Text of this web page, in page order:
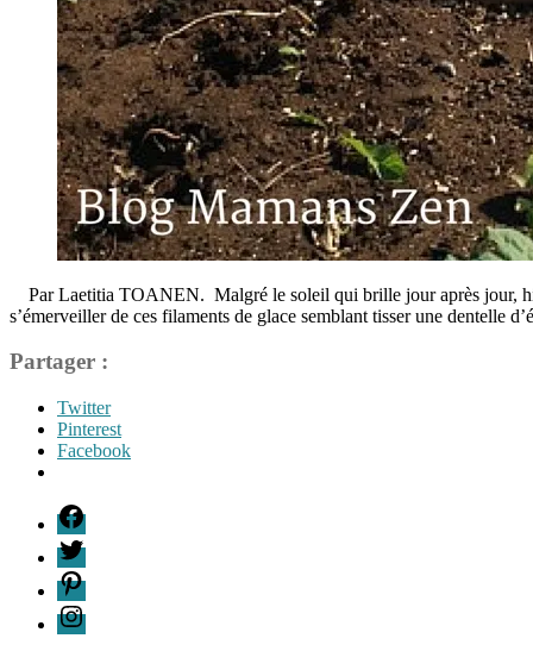
Par Laetitia TOANEN. Malgré le soleil qui brille jour après jour,
s’émerveiller de ces filaments de glace semblant tisser une dentelle
Partager :
Twitter
Pinterest
Facebook
Étiquettes
article
mamans
automne
blogue
mamans
F
T
P
I